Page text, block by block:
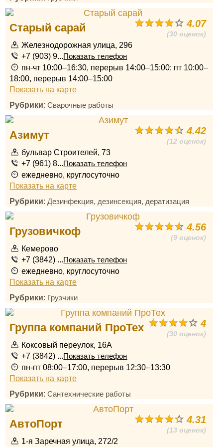
4.07
(30 оценок)
Старый сарай
Железнодорожная улица, 296
+7 (903) 9...Показать телефон
пн-чт 10:00–16:30, перерыв 14:00–15:00; пт 10:00–
18:00, перерыв 14:00–15:00
Показать на карте
Рубрики:Сварочные работы
4.42
(12 оценок)
Азимут
бульвар Строителей, 73
+7 (961) 8...Показать телефон
ежедневно, круглосуточно
Показать на карте
Рубрики:Дезинфекция, дезинсекция, дератизация
4.56
(9 оценок)
Грузовичкоф
Кемерово
+7 (3842) ...Показать телефон
ежедневно, круглосуточно
Показать на карте
Рубрики: Грузчики
4
(30 оценок)
Группа компаний ПроТех
Коксовый переулок, 16А
+7 (3842) ...Показать телефон
пн-пт 08:00–17:00, перерыв 12:30–13:30
Показать на карте
Рубрики:Сантехнические работы
4.31
(13 оценок)
АвтоПорт
1-я Заречная улица, 272/2